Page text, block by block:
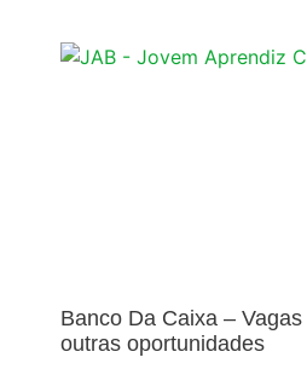
Banco Da Caixa –
outras oportunidades